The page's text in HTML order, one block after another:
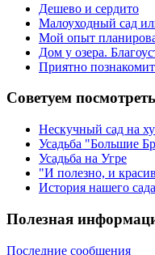
Дешево и сердито
Малоуходный сад
Мой опыт
Дом у озера.
Приятно
Советуем посмотреть
Нескучный сад на
Усадьба "Большие
Усадьба на Угре
"И полезно, и
История нашего
Полезная
Последние сообщения